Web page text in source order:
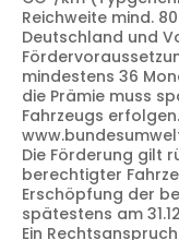
Reichweite mind.
Deutschland und
mindestens 36
die Prämie muss
Fahrzeugs
Die Förderung gilt
berechtigter
Erschöpfung der
spätestens am
Ein